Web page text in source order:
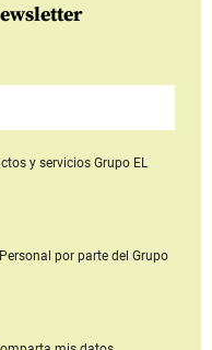
y serviciosGrupo EL
por parte del Grupo